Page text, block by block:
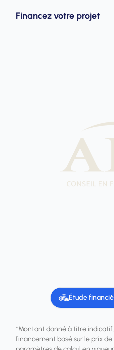
Financez votre projet
Étude
*Montant donné à titre
financement basé sur le prix